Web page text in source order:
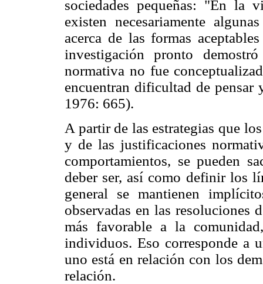
sociedades pequeñas: "En la
existen necesariamente
acerca de las formas
investigación pronto
normativa no fue
encuentran dificultad de pensar
1976: 665).
A partir de las estrategias que
y de las justificaciones
comportamientos, se pueden
deber ser, así como definir los
general se mantienen
observadas en las
más favorable a la
individuos. Eso corresponde a
uno está en relación con los
relación.